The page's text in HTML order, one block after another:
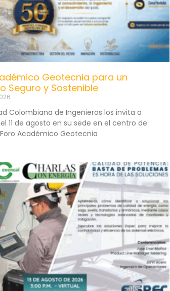
Geotecnia para un
Seguro y Sostenible
Colombiana de Ingenieros los invita a
11 de agosto en su sede en el centro de
Académico Geotecnia